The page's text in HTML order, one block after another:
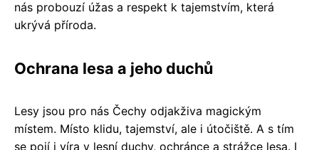
nás probouzí úžas a respekt k tajemstvím, která
ukrývá příroda.
Ochrana lesa a jeho duchů
Lesy jsou pro nás Čechy odjakživa magickým
místem. Místo klidu, tajemství, ale i útočiště. A s tím
se pojí i víra v lesní duchy, ochránce a strážce lesa. I